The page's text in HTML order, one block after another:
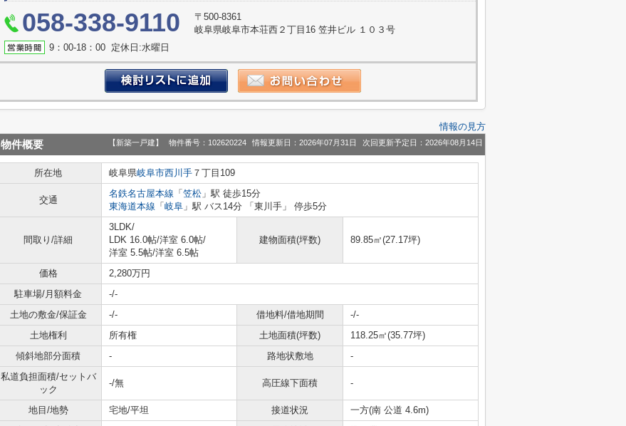
058-338-9110
〒500-8361
岐阜県岐阜市本荘西２丁目16 笠井ビル １０３号
9：00‐18：00 定休日:水曜日
情報の見方
物件概要 【新築一戸建】 物件番号：102620224 情報更新日：2026年07月31日 次回更新予定日：2026年08月14日
所在地 岐阜県岐阜市西川手 ７丁目109
交通
名鉄名古屋本線 「 笠松 」駅 徒歩15分
東海道本線 「 岐阜 」駅 バス14分 「東川手」 停歩5分
間取り/詳細
3LDK/
LDK 16.0帖/洋室 6.0帖/
洋室 5.5帖/洋室 6.5帖
建物面積(坪数) 89.85㎡(27.17坪)
価格
2,280万円
駐車場/月額料金
-/-
土地の敷金/保証金
-/- 借地料/借地期間
-/-
土地権利
所有権 土地面積(坪数)
118.25㎡(35.77坪)
傾斜地部分面積
- 路地状敷地
-
私道負担面積/セットバ
ック
-/無 高圧線下面積 -
地目/地勢 宅地/平坦 接道状況
一方(南 公道 4.6m)